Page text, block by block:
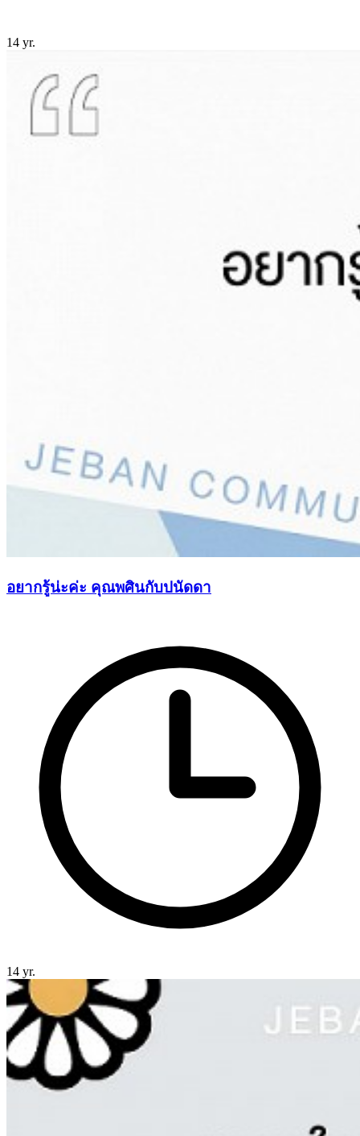
14 yr.
อยากรู้น่ะค่ะ คุณพศินกับปนัดดา
14 yr.